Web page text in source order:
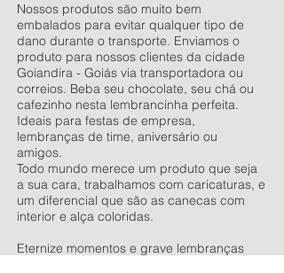
Nossos produtos são muito bem
embalados para evitar qualquer tipo de
dano durante o transporte. Enviamos o
produto para nossos clientes da cidade
Goiandira - Goiás via transportadora ou
correios. Beba seu chocolate, seu chá ou
cafezinho nesta lembrancinha perfeita.
Ideais para festas de empresa,
lembranças de time, aniversário ou
amigos.
Todo mundo merece um produto que seja
a sua cara, trabalhamos com caricaturas, e
um diferencial que são as canecas com
interior e alça coloridas.
Eternize momentos e grave lembranças